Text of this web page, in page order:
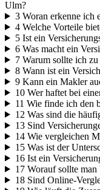
Ulm?
3Woran erkenne ich
4Welche Vorteile
5Ist ein
6Was macht ein
7Warum sollte ich zu
8Wann ist ein
9Kann ein Makler
10Wer haftet bei
11 Wie finde ich den
12 Was sind die
13Sind
14Wie vergleichen
15Was ist der
16Ist ein
17Worauf sollte man
18Sind Online-